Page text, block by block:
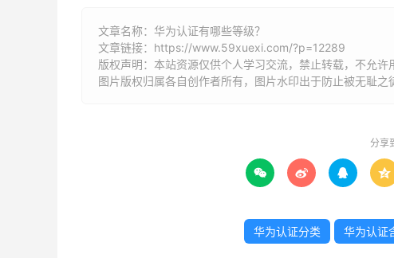
文章名称：华为认证有哪些等级？
文章链接： https://www.59xuexi.com/?p=12289
版权声明：本站资源仅供个人学习交流，禁止转载，不允许
图片版权归属各自创作者所有，图片水印出于防止被无耻之
分享
   
华为认证分类 华为认证